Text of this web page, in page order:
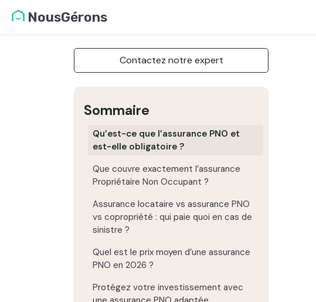
NousGérons
Contactez notre expert
Sommaire
Qu’est-ce que l’assurance PNO et
est-elle obligatoire ?
Que couvre exactement l’assurance
Propriétaire Non Occupant ?
Assurance locataire vs assurance PNO
vs copropriété : qui paie quoi en cas de
sinistre ?
Quel est le prix moyen d’une assurance
PNO en 2026 ?
Protégez votre investissement avec